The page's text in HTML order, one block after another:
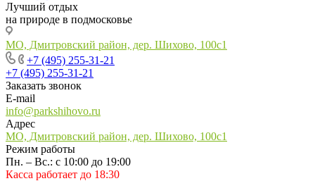
Лучший отдых
на природе в подмосковье
МО, Дмитровский район, дер. Шихово, 100с1
+7 (495) 255-31-21
+7 (495) 255-31-21
Заказать звонок
E-mail
info@parkshihovo.ru
Адрес
МО, Дмитровский район, дер. Шихово, 100с1
Режим работы
Пн. – Вс.: с 10:00 до 19:00
Касса работает до 18:30